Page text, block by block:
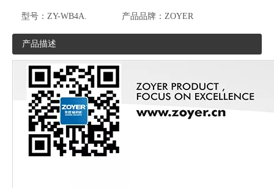
型号： ZY-WB4A. 产品品牌： ZOYER
产品描述